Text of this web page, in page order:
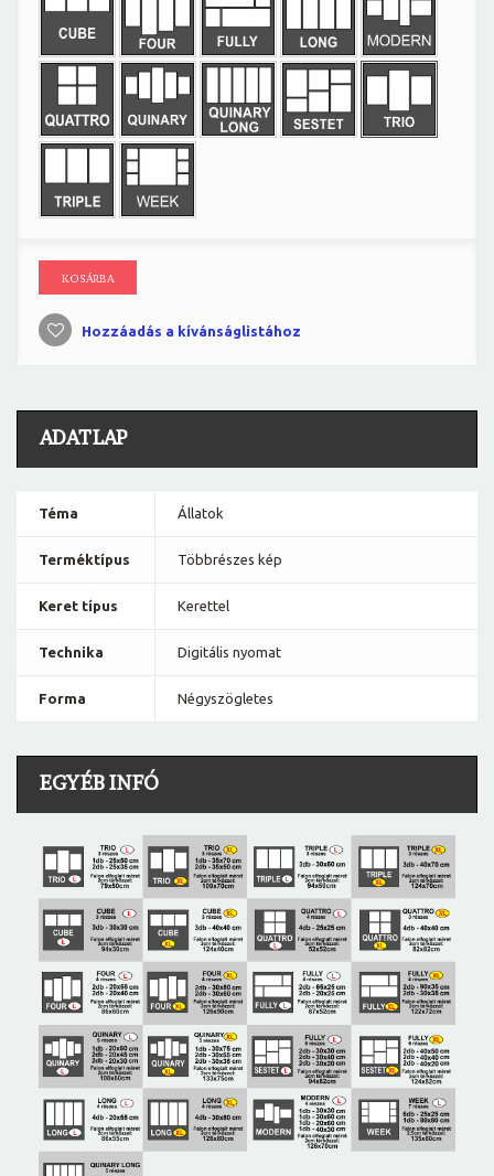
KOSÁRBA
Hozzáadás a kívánságlistához
ADATLAP
Téma Állatok
Terméktípus Többrészes kép
Keret típus Kerettel
Technika Digitális nyomat
Forma Négyszögletes
EGYÉB INFÓ